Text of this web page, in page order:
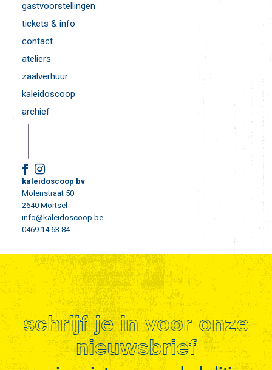
gastvoorstellingen
tickets & info
contact
ateliers
zaalverhuur
kaleidoscoop
archief
kaleidoscoop bv
Molenstraat 50
2640 Mortsel
info@kaleidoscoop.be
0469 14 63 84
schrijf je in voor onze
nieuwsbrief